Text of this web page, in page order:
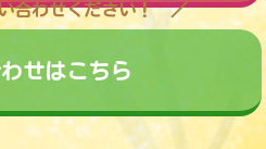
合わせください！
せはこちら